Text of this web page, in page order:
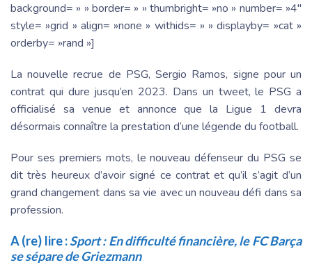
background= » » border= » » thumbright= »no » number= »4″
style= »grid » align= »none » withids= » » displayby= »cat »
orderby= »rand »]
La nouvelle recrue de PSG, Sergio Ramos, signe pour un
contrat qui dure jusqu’en 2023. Dans un tweet, le PSG a
officialisé sa venue et annonce que la Ligue 1 devra
désormais connaître la prestation d’une légende du football.
Pour ses premiers mots, le nouveau défenseur du PSG se
dit très heureux d’avoir signé ce contrat et qu’il s’agit d’un
grand changement dans sa vie avec un nouveau défi dans sa
profession.
A (re) lire :Sport : En difficulté financière, le FC Barça
se sépare de Griezmann